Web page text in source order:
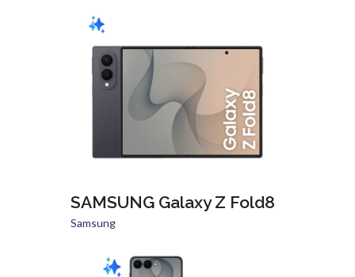
SAMSUNG Galaxy Z Fold8
Samsung